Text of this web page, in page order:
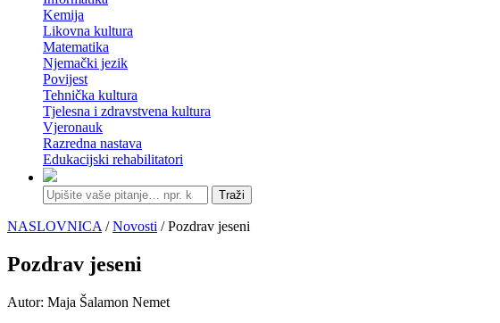
Kemija
Likovna kultura
Matematika
Njemački jezik
Povijest
Tehnička kultura
Tjelesna i zdravstvena kultura
Vjeronauk
Razredna nastava
Edukacijski rehabilitatori
Traži
NASLOVNICA /Novosti / Pozdrav jeseni
Pozdrav jeseni
Autor: Maja Šalamon Nemet